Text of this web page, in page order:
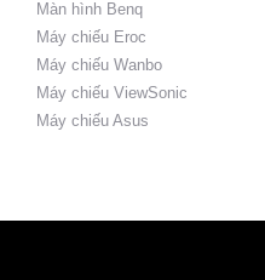
Màn hình Benq
Máy chiếu Eroc
Máy chiếu Wanbo
Máy chiếu ViewSonic
Máy chiếu Asus